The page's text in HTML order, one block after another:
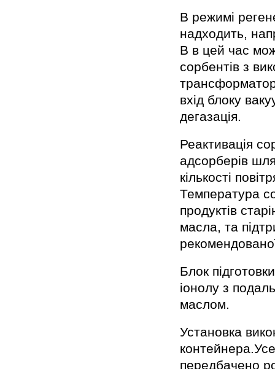
В режимі
надходить,
В в цей час
сорбентів з
вхід блоку
дегазація.
Реактивація
адсорберів
кількості
Температура
продуктів
масла, та
Блок
іонолу з
маслом.
Установка
передбачено